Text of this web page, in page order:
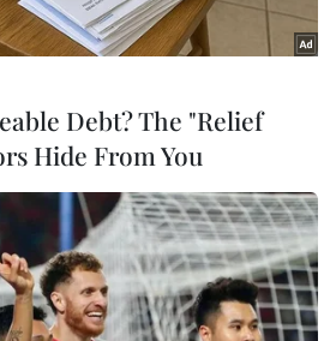
của Uỷ ban Giải trừ quân bị và an
đồng Liên hợp quốc tháng 10/2023.
(Ảnh: TTXVN)
tại Jakarta, Indonesia
Debt? The "Relief
Hide From You